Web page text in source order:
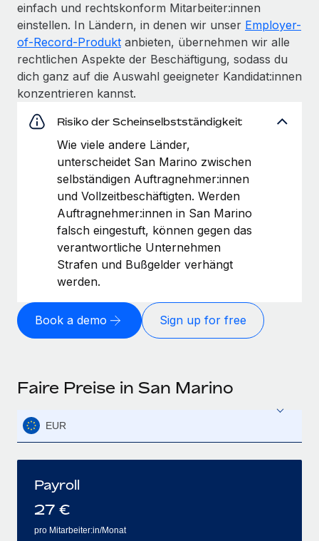
einfach und rechtskonform Mitarbeiter:innen
einstellen. In Ländern, in denen wir unser Employer-
of-Record-Produkt anbieten, übernehmen wir alle
rechtlichen Aspekte der Beschäftigung, sodass du
dich ganz auf die Auswahl geeigneter Kandidat:innen
konzentrieren kannst.
Risiko der Scheinselbstständigkeit
Wie viele andere Länder,
unterscheidet San Marino zwischen
selbständigen Auftragnehmer:innen
und Vollzeitbeschäftigten. Werden
Auftragnehmer:innen in San Marino
falsch eingestuft, können gegen das
verantwortliche Unternehmen
Strafen und Bußgelder verhängt
werden.
Book a demo Sign up for free
Faire Preise in San Marino
EUR
Payroll
27 €
pro Mitarbeiter:in/Monat